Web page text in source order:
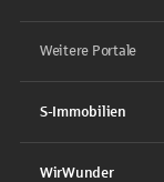
Weitere Portale
S-Immobilien
WirWunder